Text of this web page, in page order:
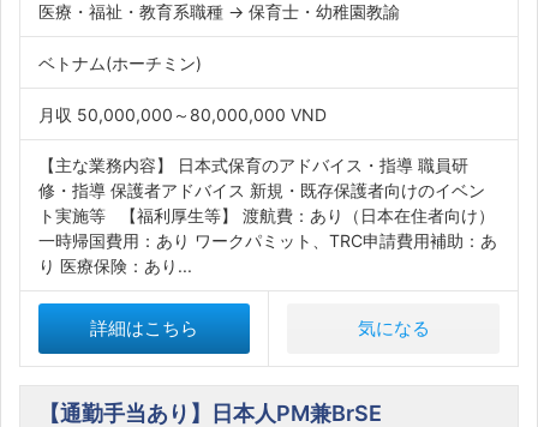
医療・福祉・教育系職種 → 保育士・幼稚園教諭
ベトナム(ホーチミン)
月収 50,000,000～80,000,000 VND
【主な業務内容】 日本式保育のアドバイス・指導 職員研
修・指導 保護者アドバイス 新規・既存保護者向けのイベン
ト実施等 【福利厚生等】 渡航費：あり（日本在住者向け）
一時帰国費用：あり ワークパミット、TRC申請費用補助：あ
り 医療保険：あり...
詳細はこちら 気になる
【通勤手当あり】日本人PM兼BrSE